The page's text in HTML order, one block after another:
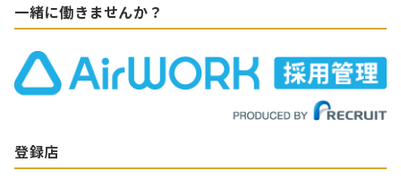
一緒に働きませんか？
登録店